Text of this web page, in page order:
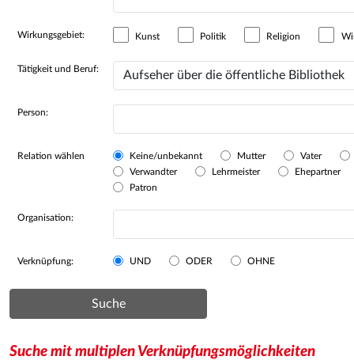
Wirkungsgebiet: Kunst Politik Religion
Tätigkeit und Beruf:
Person:
Relation wählen Keine/unbekannt Mutter
Vater
Verwandter
Lehrmeister
Ehepartner
Patron
Organisation:
Verknüpfung: UND ODER OHNE
Suche
Suche mit multiplen Verknüpfungsmöglichkeiten